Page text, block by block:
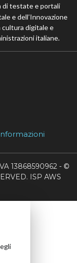
di testate e portali
e dell’Innovazione
cultura digitale e
italiane.
13868590962 - ©
ISP AWS